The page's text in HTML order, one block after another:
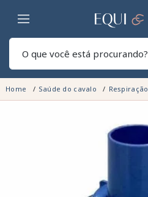
Lar
Home Saúde do cavalo Respiração